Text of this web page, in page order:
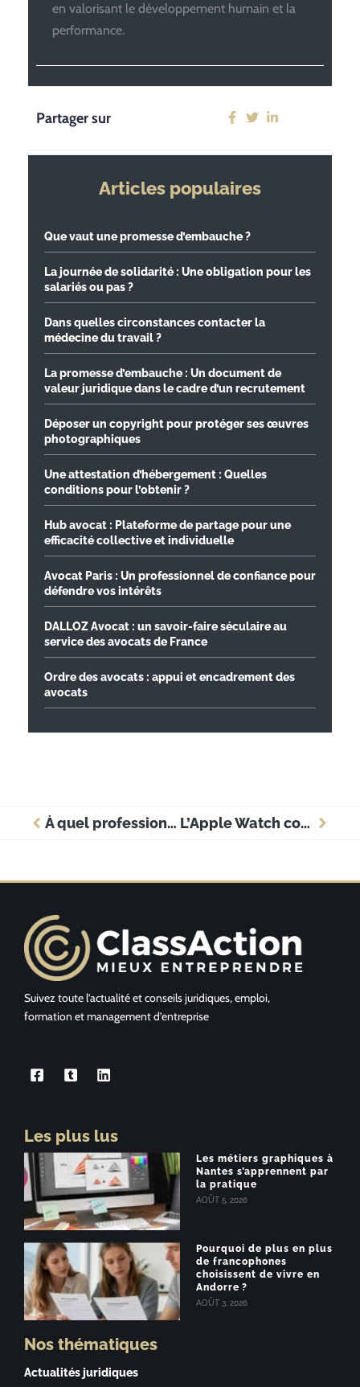
en valorisant le développement humain et la
performance.
Partager sur
Articles populaires
Que vaut une promesse d’embauche ?
La journée de solidarité : Une obligation pour les
salariés ou pas ?
Dans quelles circonstances contacter la
médecine du travail ?
La promesse d’embauche : Un document de
valeur juridique dans le cadre d’un recrutement
Déposer un copyright pour protéger ses œuvres
photographiques
Une attestation d’hébergement : Quelles
conditions pour l’obtenir ?
Hub avocat : Plateforme de partage pour une
efficacité collective et individuelle
Avocat Paris : Un professionnel de confiance pour
défendre vos intérêts
DALLOZ Avocat : un savoir-faire séculaire au
service des avocats de France
Ordre des avocats : appui et encadrement des
avocats
À quel professionnel faire appel pour la création de votre société ? L’Apple Watch convient-elle aux avocats ?
Suivez toute l’actualité et conseils juridiques, emploi,
formation et management d’entreprise
Les plus lus
Les métiers graphiques à
Nantes s’apprennent par
la pratique
AOÛT 5, 2026
Pourquoi de plus en plus
de francophones
choisissent de vivre en
Andorre ?
AOÛT 3, 2026
Nos thématiques
Actualités juridiques